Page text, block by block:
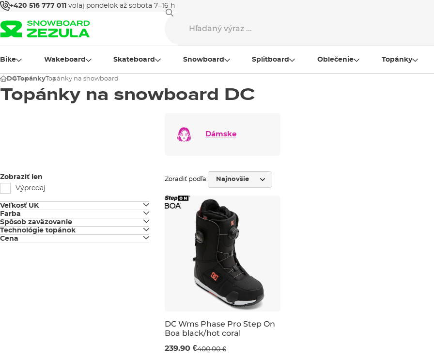
+420 516 777 011 volaj pondelok až sobota 7–16 h
Bike Wakeboard Skateboard Snowboard Splitboard Oblečenie Topánky
DCTopánkyTopánky na snowboard
Topánky na snowboard DC
Dámske
Zobraziť len
Výpredaj
Veľkosť UK
6
6,5
Farba
čierna
Spôsob zaväzovanie
BOA
Technológie topánok
Step On
Cena
Zoradiť podľa:
Výpredaj -40 %
DC Wms Phase Pro Step On
Boa black/hot coral
239.90 €400.00 €